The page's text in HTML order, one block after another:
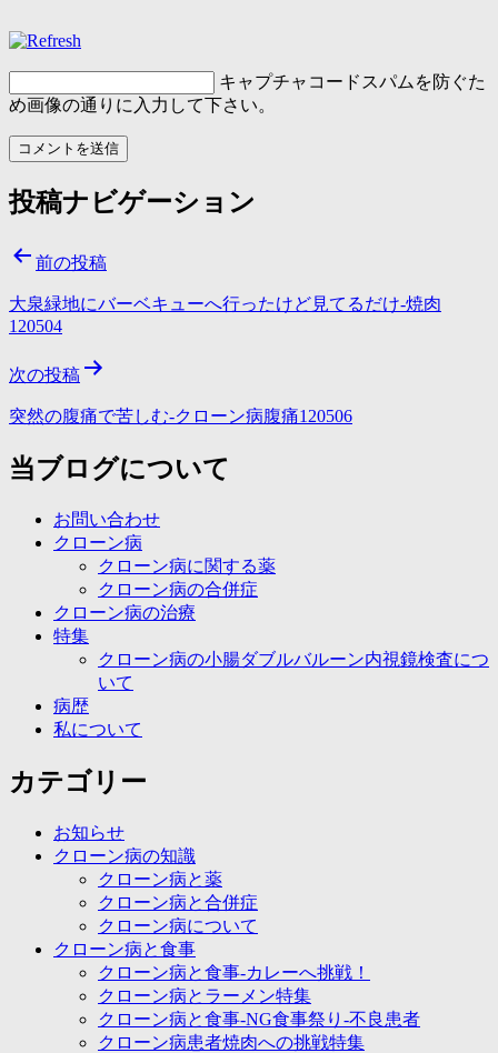
キャプチャコードスパムを防ぐた
め画像の通りに入力して下さい。
投稿ナビゲーション
前の投稿
大泉緑地にバーベキューへ行ったけど見てるだけ-焼肉
120504
次の投稿
突然の腹痛で苦しむ-クローン病腹痛120506
当ブログについて
お問い合わせ
クローン病
クローン病に関する薬
クローン病の合併症
クローン病の治療
特集
クローン病の小腸ダブルバルーン内視鏡検査につ
いて
病歴
私について
カテゴリー
お知らせ
クローン病の知識
クローン病と薬
クローン病と合併症
クローン病について
クローン病と食事
クローン病と食事-カレーへ挑戦！
クローン病とラーメン特集
クローン病と食事-NG食事祭り-不良患者
クローン病患者焼肉への挑戦特集